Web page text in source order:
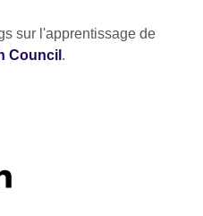
sur l'apprentissage de
Council .